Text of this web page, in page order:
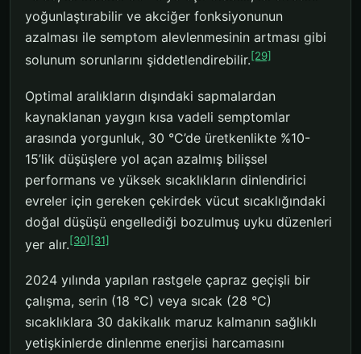
yoğunlaştırabilir ve akciğer fonksiyonunun
azalması ile semptom alevlenmesinin artması gibi
solunum sorunlarını şiddetlendirebilir.[29]
Optimal aralıkların dışındaki sapmalardan
kaynaklanan yaygın kısa vadeli semptomlar
arasında yorgunluk, 30 °C’de üretkenlikte %10-
15’lik düşüşlere yol açan azalmış bilişsel
performans ve yüksek sıcaklıkların dinlendirici
evreler için gereken çekirdek vücut sıcaklığındaki
doğal düşüşü engellediği bozulmuş uyku düzenleri
yer alır.[30][31]
2024 yılında yapılan rastgele çapraz geçişli bir
çalışma, serin (18 °C) veya sıcak (28 °C)
sıcaklıklara 30 dakikalık maruz kalmanın sağlıklı
yetişkinlerde dinlenme enerjisi harcamasını